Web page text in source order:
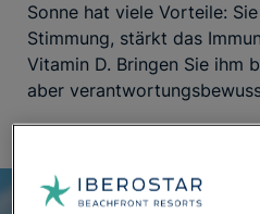
Sonne hat viele Vorteile:
Stimmung, stärkt das
Vitamin D. Bringen Sie ihm
aber